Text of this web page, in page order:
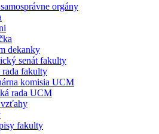
orgány
dekanky
senát fakulty
rada fakulty
komisia UCM
rada UCM
fakulty